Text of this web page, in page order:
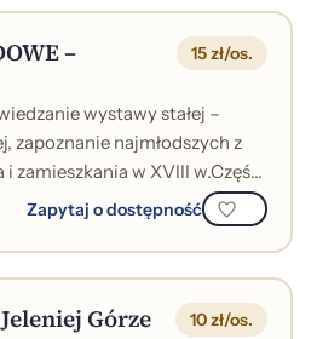
–
15 zł/os.
wystawy stałej –
zapoznanie najmłodszych z
zamieszkania w XVIII w.Część
motywu l...
Zapytaj o dostępność
Górze 10 zł/os.